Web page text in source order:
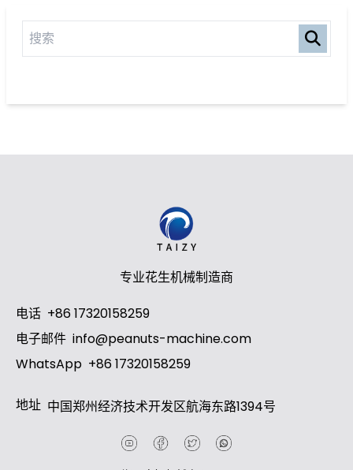
专业花生机械制造商
电话 +86 17320158259
电子邮件 info@peanuts-machine.com
WhatsApp +86 17320158259
地址 中国郑州经济技术开发区航海东路1394号